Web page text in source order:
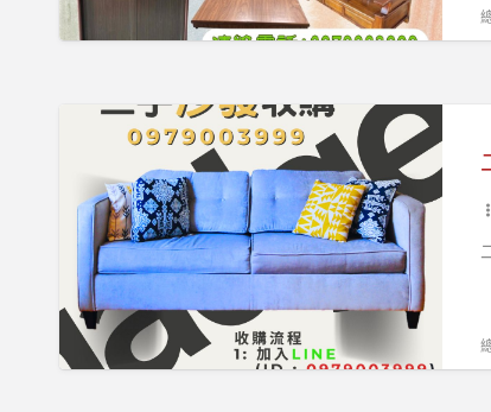
家
具
0979003999
「沙
發」
不
知
道
麼